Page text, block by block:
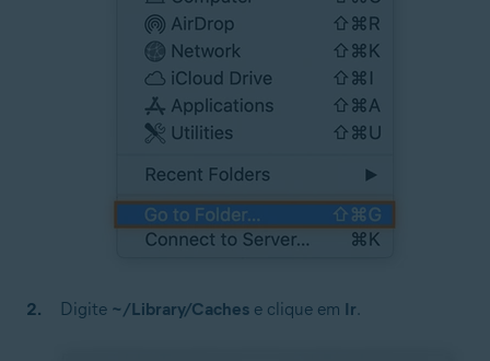
Digite ~/Library/Caches e clique em Ir.